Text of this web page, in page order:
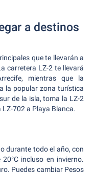
a destinos
que te llevarán a
carretera LZ-2 te llevará
mientras que la
la popular zona turística
de la isla, toma la LZ-2
702 a Playa Blanca.
durante todo el año, con
incluso en invierno.
Puedes cambiar Pesos